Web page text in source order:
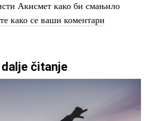
Акисмет како би смањило
како се ваши коментари
čitanje